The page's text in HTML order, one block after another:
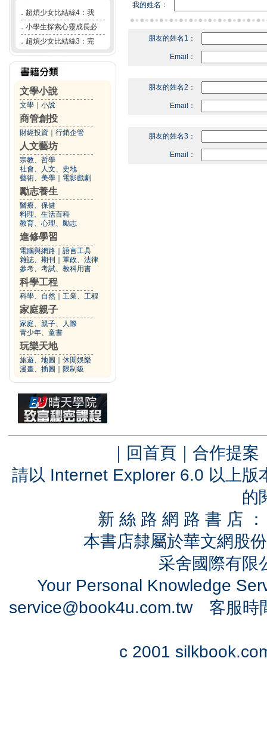
． 超煩少女比結絲4：我
． 小學生探索心靈成長必
． 超煩少女比結絲3：完
文學小說
文學 小說
商管創投
財經投資 行銷企管
人文藝坊
宗教、哲學
社會、人文、史地
藝術、美學
電影戲劇
勵志養生
醫療、保健
料理、生活百科
教育、心理、勵志
進修學習
電腦與網路
語言工具
雜誌、期刊
軍政、法律
參考、考試、教科用書
科學工程
科學、自然 工業、工程
家庭親子
家庭、親子、人際
青少年、童書
玩樂天地
旅遊、地圖
休閒娛樂
漫畫、插圖
限制級
我的姓名：
朋友的姓名1：
Email：
朋友的姓名2：
Email：
朋友的姓名3：
Email：
｜ 回首頁 ｜ 合作提案
請以 Internet Explorer 6.0 以上
的
新 絲 路 網 路 書 店
本書店隸屬於華文網股
采舍國際有
Your Personal Knowledge
service@book4u.com.tw客服時
c 2001